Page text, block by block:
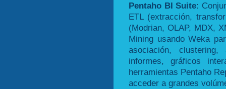
Pentaho BI Suite:
ETL (extracción,
(Modrian, OLAP, MDX,
Mining usando Weka
asociación,
informes, gráficos
herramientas Pentaho
acceder a grandes